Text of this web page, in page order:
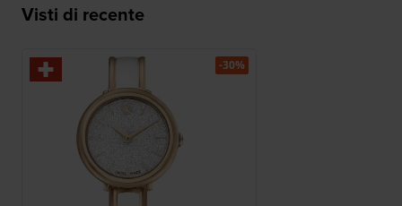
Visti di recente
-30%